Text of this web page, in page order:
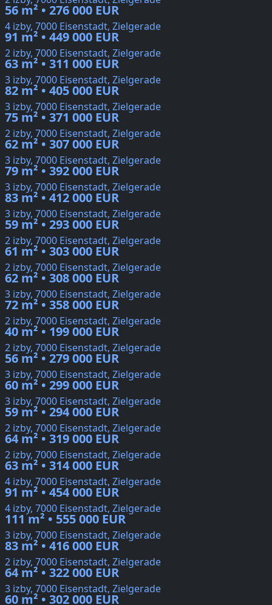
56 m² • 276 000 EUR
4 izby, 7000 Eisenstadt, Zielgerade
91 m² • 449 000 EUR
2 izby, 7000 Eisenstadt, Zielgerade
63 m² • 311 000 EUR
3 izby, 7000 Eisenstadt, Zielgerade
82 m² • 405 000 EUR
3 izby, 7000 Eisenstadt, Zielgerade
75 m² • 371 000 EUR
2 izby, 7000 Eisenstadt, Zielgerade
62 m² • 307 000 EUR
3 izby, 7000 Eisenstadt, Zielgerade
79 m² • 392 000 EUR
3 izby, 7000 Eisenstadt, Zielgerade
83 m² • 412 000 EUR
3 izby, 7000 Eisenstadt, Zielgerade
59 m² • 293 000 EUR
2 izby, 7000 Eisenstadt, Zielgerade
61 m² • 303 000 EUR
2 izby, 7000 Eisenstadt, Zielgerade
62 m² • 308 000 EUR
3 izby, 7000 Eisenstadt, Zielgerade
72 m² • 358 000 EUR
2 izby, 7000 Eisenstadt, Zielgerade
40 m² • 199 000 EUR
2 izby, 7000 Eisenstadt, Zielgerade
56 m² • 279 000 EUR
3 izby, 7000 Eisenstadt, Zielgerade
60 m² • 299 000 EUR
3 izby, 7000 Eisenstadt, Zielgerade
59 m² • 294 000 EUR
2 izby, 7000 Eisenstadt, Zielgerade
64 m² • 319 000 EUR
2 izby, 7000 Eisenstadt, Zielgerade
63 m² • 314 000 EUR
4 izby, 7000 Eisenstadt, Zielgerade
91 m² • 454 000 EUR
4 izby, 7000 Eisenstadt, Zielgerade
111 m² • 555 000 EUR
3 izby, 7000 Eisenstadt, Zielgerade
83 m² • 416 000 EUR
2 izby, 7000 Eisenstadt, Zielgerade
64 m² • 322 000 EUR
3 izby, 7000 Eisenstadt, Zielgerade
60 m² • 302 000 EUR